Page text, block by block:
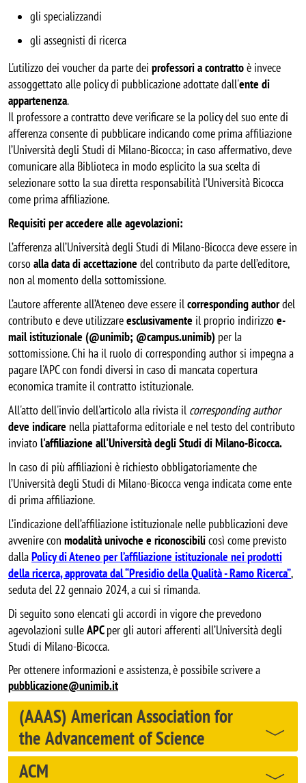
gli specializzandi
gli assegnisti di ricerca
L'utilizzo dei voucher da parte dei professori a contrattoè invece
assoggettato alle policy di pubblicazione adottate dall'ente di
appartenenza.
Il professore a contratto deve verificare se la policy del suo ente di
afferenza consente di pubblicare indicando come prima affiliazione
l’Università degli Studi di Milano-Bicocca; in caso affermativo, deve
comunicare alla Biblioteca in modo esplicito la sua scelta di
selezionare sotto la sua diretta responsabilità l’Università Bicocca
come prima affiliazione.
Requisiti per accedere alle agevolazioni:
L’afferenza all’Università degli Studi di Milano-Bicocca deve essere in
corsoalla data di accettazione del contributo da parte dell’editore,
non al momento della sottomissione.
L’autore afferente all’Ateneo deve essere ilcorresponding authordel
contributo e deve utilizzareesclusivamente il proprio indirizzoe-
mail istituzionale (@unimib; @campus.unimib) per la
sottomissione. Chi ha il ruolo di corresponding author si impegna a
pagare l'APC con fondi diversi in caso di mancata copertura
economica tramite il contratto istituzionale.
All'atto dell'invio dell'articolo alla rivista il corresponding author
deve indicare nella piattaforma editoriale e nel testo del contributo
inviatol'affiliazione all'Università degli Studi di Milano-Bicocca.
In caso di più affiliazioni è richiesto obbligatoriamente che
l’Università degli Studi di Milano-Bicocca venga indicata come ente
di prima affiliazione.
L’indicazione dell’affiliazione istituzionale nelle pubblicazioni deve
avvenire con modalità univoche e riconoscibilicosì come previsto
dallaPolicy di Ateneo per l’affiliazione istituzionale nei prodotti
della ricerca, approvata dal “Presidio della Qualità - Ramo Ricerca”,
seduta del 22 gennaio 2024, a cui si rimanda.
Di seguito sono elencati gli accordi in vigore che prevedono
agevolazioni sulleAPCper gli autori afferenti all’Università degli
Studi di Milano-Bicocca.
Per ottenere informazioni e assistenza, è possibile scrivere a
pubblicazione@unimib.it
(AAAS) American Association for
the Advancement of Science
ACM